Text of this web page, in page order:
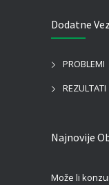
Dodatne
PROBLEMI
REZULTATI
Najnovije
Može li